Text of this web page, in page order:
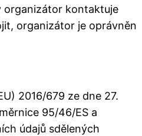
organizátor kontaktuje
organizátor je oprávněn
2016/679 ze dne 27.
95/46/ES a
údajů sdělených